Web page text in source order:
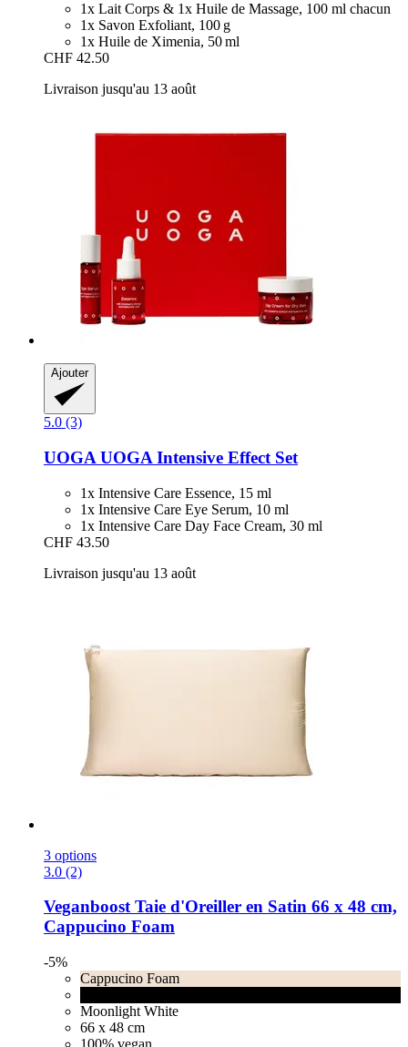
1x Lait Corps & 1x Huile de Massage, 100 ml chacun
1x Savon Exfoliant, 100 g
1x Huile de Ximenia, 50 ml
CHF 42.50
Livraison jusqu'au 13 août
Ajouter
5.0 (3)
UOGA UOGA Intensive Effect Set
1x Intensive Care Essence, 15 ml
1x Intensive Care Eye Serum, 10 ml
1x Intensive Care Day Face Cream, 30 ml
CHF 43.50
Livraison jusqu'au 13 août
3 options
3.0 (2)
VeganboostTaie d'Oreiller en Satin 66 x 48 cm,
Cappucino Foam
-5%
Cappucino Foam
Moonlight White
66 x 48 cm
100% vegan